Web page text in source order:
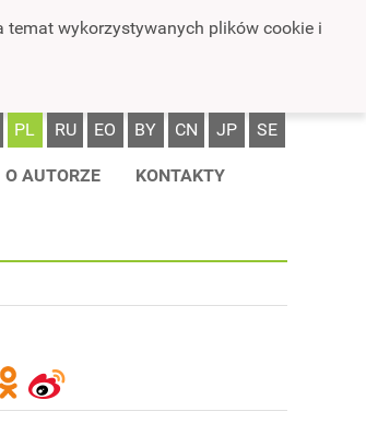
temat wykorzystywanych plików cookie i
PL RU EO BY CN JP SE
O AUTORZE KONTAKTY